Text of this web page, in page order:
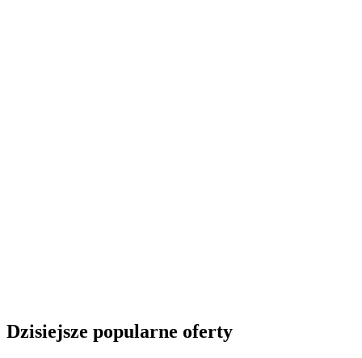
Dzisiejsze popularne oferty